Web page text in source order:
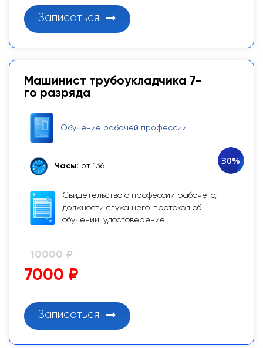
Записаться
Машинист трубоукладчика 7-
го разряда
Обучение рабочей профессии
Часы: от 136
Свидетельство о профессии рабочего,
должности служащего, протокол об
обучении, удостоверение
30%
10000 ₽
7000 ₽
Записаться